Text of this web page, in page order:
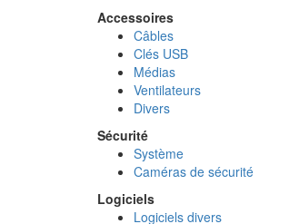
Accessoires
Câbles
Clés USB
Médias
Ventilateurs
Divers
Sécurité
Système
Caméras de sécurité
Logiciels
Logiciels divers